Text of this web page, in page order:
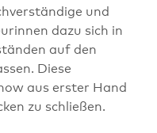
und
dazu sich in
auf den
Diese
aus erster Hand
zu schließen.